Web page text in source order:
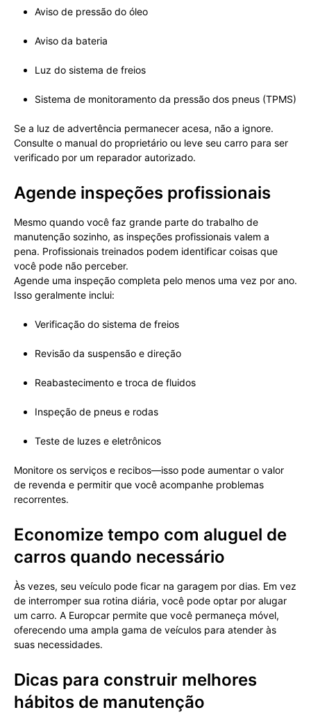
Aviso de pressão do óleo
Aviso da bateria
Luz do sistema de freios
Sistema de monitoramento da pressão dos pneus (TPMS)
Se a luz de advertência permanecer acesa, não a ignore.
Consulte o manual do proprietário ou leve seu carro para ser
verificado por um reparador autorizado.
Agende inspeções profissionais
Mesmo quando você faz grande parte do trabalho de
manutenção sozinho, as inspeções profissionais valem a
pena. Profissionais treinados podem identificar coisas que
você pode não perceber.
Agende uma inspeção completa pelo menos uma vez por ano.
Isso geralmente inclui:
Verificação do sistema de freios
Revisão da suspensão e direção
Reabastecimento e troca de fluidos
Inspeção de pneus e rodas
Teste de luzes e eletrônicos
Monitore os serviços e recibos—isso pode aumentar o valor
de revenda e permitir que você acompanhe problemas
recorrentes.
Economize tempo com aluguel de
carros quando necessário
Às vezes, seu veículo pode ficar na garagem por dias. Em vez
de interromper sua rotina diária, você pode optar por alugar
um carro. A Europcar permite que você permaneça móvel,
oferecendo uma ampla gama de veículos para atender às
suas necessidades.
Dicas para construir melhores
hábitos de manutenção